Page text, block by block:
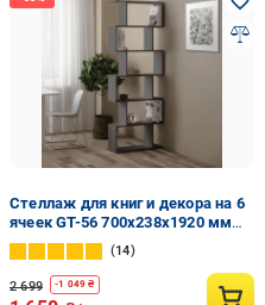
Стеллаж для книг и декора на 6
ячеек GT-56 700х238х1920 мм
Антрацит
14
2 699 -1 049 ₴